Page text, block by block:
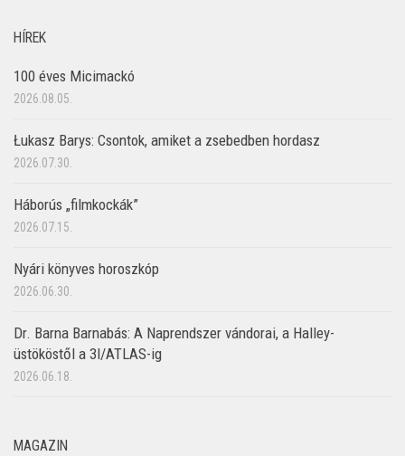
HÍREK
100 éves Micimackó
2026.08.05.
Łukasz Barys: Csontok, amiket a zsebedben hordasz
2026.07.30.
Háborús „filmkockák”
2026.07.15.
Nyári könyves horoszkóp
2026.06.30.
Dr. Barna Barnabás: A Naprendszer vándorai, a Halley-
üstököstől a 3I/ATLAS-ig
2026.06.18.
MAGAZIN